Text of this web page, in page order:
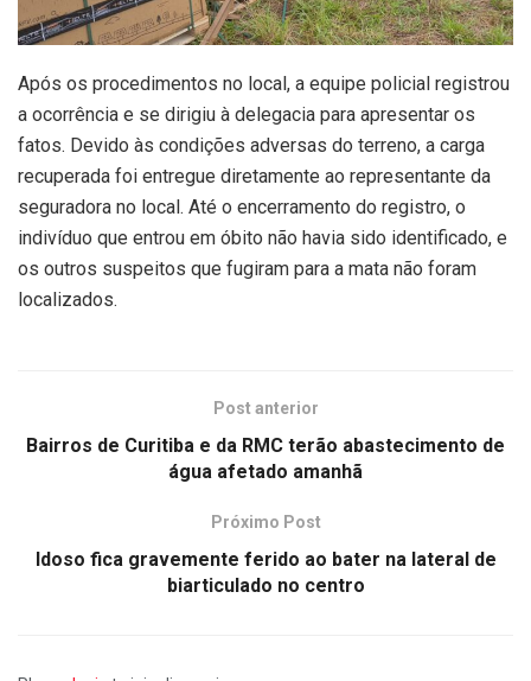
Após os procedimentos no local, a equipe policial registrou
a ocorrência e se dirigiu à delegacia para apresentar os
fatos. Devido às condições adversas do terreno, a carga
recuperada foi entregue diretamente ao representante da
seguradora no local. Até o encerramento do registro, o
indivíduo que entrou em óbito não havia sido identificado, e
os outros suspeitos que fugiram para a mata não foram
localizados.
Post anterior
Bairros de Curitiba e da RMC terão abastecimento de
água afetado amanhã
Próximo Post
Idoso fica gravemente ferido ao bater na lateral de
biarticulado no centro